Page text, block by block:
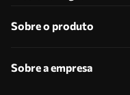
Sobre o produto
Sobre a empresa